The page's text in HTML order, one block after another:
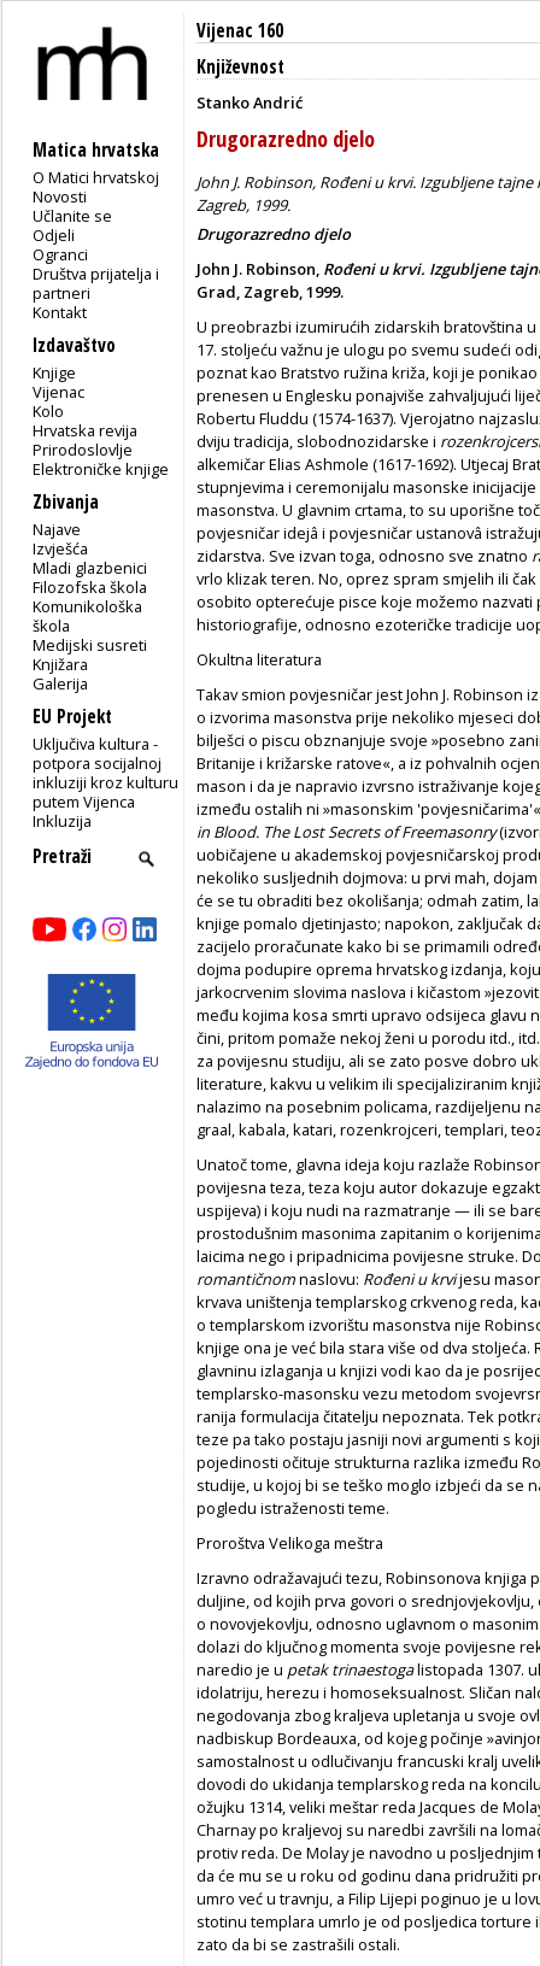
Matica hrvatska
O Matici hrvatskoj
Novosti
Učlanite se
Odjeli
Ogranci
Društva prijatelja i
partneri
Kontakt
Izdavaštvo
Knjige
Vijenac
Kolo
Hrvatska revija
Prirodoslovlje
Elektroničke knjige
Zbivanja
Najave
Izvješća
Mladi glazbenici
Filozofska škola
Komunikološka
škola
Medijski susreti
Knjižara
Galerija
EU Projekt
Uključiva kultura -
potpora socijalnoj
inkluziji kroz kulturu
putem Vijenca
Inkluzija
Vijenac 160
Književnost
Stanko Andrić
Drugorazredno djelo
John J. Robinson, Rođeni u krvi. Izgubljene
Zagreb, 1999.
Drugorazredno djelo
John J. Robinson, Rođeni u krvi. Izgubljene
Grad, Zagreb, 1999.
U preobrazbi izumirućih zidarskih bratovština
17. stoljeću važnu je ulogu po svemu sudeći
poznat kao Bratstvo ružina križa, koji je
prenesen u Englesku ponajviše zahvaljujući
Robertu Fluddu (1574-1637). Vjerojatno
dviju tradicija, slobodnozidarske i
alkemičar Elias Ashmole (1617-1692). Utjecaj
stupnjevima i ceremonijalu masonske
masonstva. U glavnim crtama, to su uporišne
povjesničar idejâ i povjesničar ustanovâ
zidarstva. Sve izvan toga, odnosno sve znatno
vrlo klizak teren. No, oprez spram smjelih ili
osobito opterećuje pisce koje možemo
historiografije, odnosno ezoteričke tradicije
Okultna literatura
Takav smion povjesničar jest John J. Robinson
o izvorima masonstva prije nekoliko mjeseci
bilješci o piscu obznanjuje svoje »posebno
Britanije i križarske ratove«, a iz pohvalnih
mason i da je napravio izvrsno istraživanje
između ostalih ni »masonskim
in Blood. The Lost Secrets of Freemasonry
uobičajene u akademskoj povjesničarskoj
nekoliko susljednih dojmova: u prvi mah,
će se tu obraditi bez okolišanja; odmah zatim,
knjige pomalo djetinjasto; napokon, zaključak
zacijelo proračunate kako bi se primamili
dojma podupire oprema hrvatskog izdanja,
jarkocrvenim slovima naslova i kičastom
među kojima kosa smrti upravo odsijeca
čini, pritom pomaže nekoj ženi u porodu itd.,
za povijesnu studiju, ali se zato posve dobro
literature, kakvu u velikim ili specijaliziranim
nalazimo na posebnim policama, razdijeljenu
graal, kabala, katari, rozenkrojceri, templari,
Unatoč tome, glavna ideja koju razlaže
povijesna teza, teza koju autor dokazuje
uspijeva) i koju nudi na razmatranje — ili se
prostodušnim masonima zapitanim o
laicima nego i pripadnicima povijesne struke.
romantičnomnaslovu: Rođeni u krvijesu
krvava uništenja templarskog crkvenog reda,
o templarskom izvorištu masonstva nije
knjige ona je već bila stara više od dva
glavninu izlaganja u knjizi vodi kao da je
templarsko-masonsku vezu metodom
ranija formulacija čitatelju nepoznata. Tek
teze pa tako postaju jasniji novi argumenti s
pojedinosti očituje strukturna razlika između
studije, u kojoj bi se teško moglo izbjeći da se
pogledu istraženosti teme.
Proroštva Velikoga meštra
Izravno odražavajući tezu, Robinsonova
duljine, od kojih prva govori o
o novovjekovlju, odnosno uglavnom o
dolazi do ključnog momenta svoje povijesne
naredio je u petak trinaestogalistopada 1307.
idolatriju, herezu i homoseksualnost. Sličan
negodovanja zbog kraljeva upletanja u svoje
nadbiskup Bordeauxa, od kojeg počinje
samostalnost u odlučivanju francuski kralj
dovodi do ukidanja templarskog reda na
ožujku 1314, veliki meštar reda Jacques de
Charnay po kraljevoj su naredbi završili na
protiv reda. De Molay je navodno u
da će mu se u roku od godinu dana pridružiti
umro već u travnju, a Filip Lijepi poginuo je u
stotinu templara umrlo je od posljedica torture
zato da bi se zastrašili ostali.